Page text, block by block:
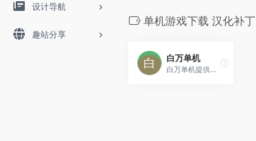
设计导航
趣站分享
单机游戏下载 汉化补丁
白万单机
白万单机提供最新PC单机游戏免费下载，含Win10/11兼容版、DLC、中文汉化包，高速直链，无广告，永久有效。